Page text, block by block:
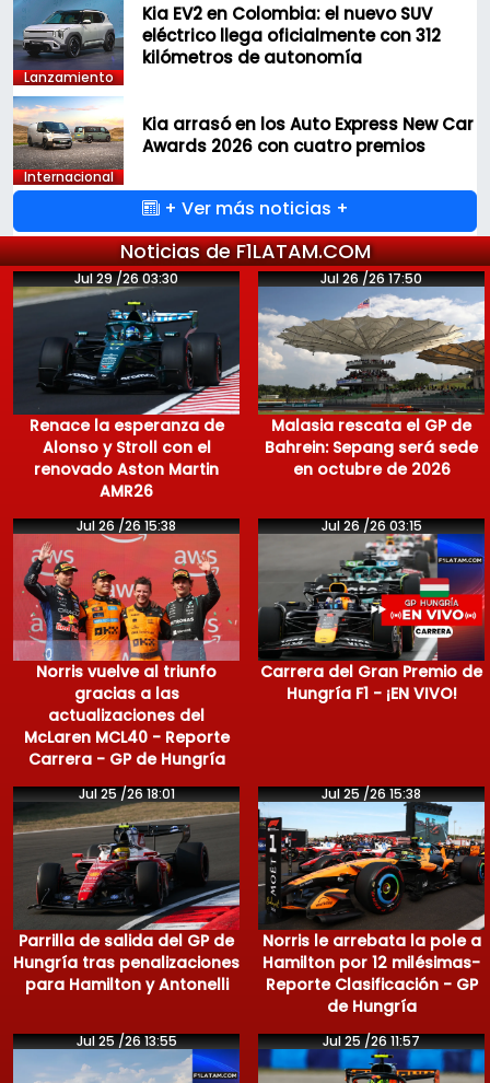
Lanzamiento
Kia EV2 en Colombia: el nuevo SUV
eléctrico llega oficialmente con 312
kilómetros de autonomía
Internacional
Kia arrasó en los Auto Express New Car
Awards 2026 con cuatro premios
+ Ver más noticias +
Noticias de F1LATAM.COM
Jul 29 /26 03:30
Renace la esperanza de
Alonso y Stroll con el
renovado Aston Martin
AMR26
Jul 26 /26 17:50
Malasia rescata el GP de
Bahrein: Sepang será sede
en octubre de 2026
Jul 26 /26 15:38
Norris vuelve al triunfo
gracias a las
actualizaciones del
McLaren MCL40 - Reporte
Carrera - GP de Hungría
Jul 26 /26 03:15
Carrera del Gran Premio de
Hungría F1 - ¡EN VIVO!
Jul 25 /26 18:01
Parrilla de salida del GP de
Hungría tras penalizaciones
para Hamilton y Antonelli
Jul 25 /26 15:38
Norris le arrebata la pole a
Hamilton por 12 milésimas-
Reporte Clasificación - GP
de Hungría
Jul 25 /26 13:55 Jul 25 /26 11:57